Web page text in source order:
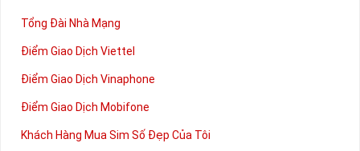
Tổng Đài Nhà Mạng
Điểm Giao Dịch Viettel
Điểm Giao Dịch Vinaphone
Điểm Giao Dịch Mobifone
Khách Hàng Mua Sim Số Đẹp Của Tôi